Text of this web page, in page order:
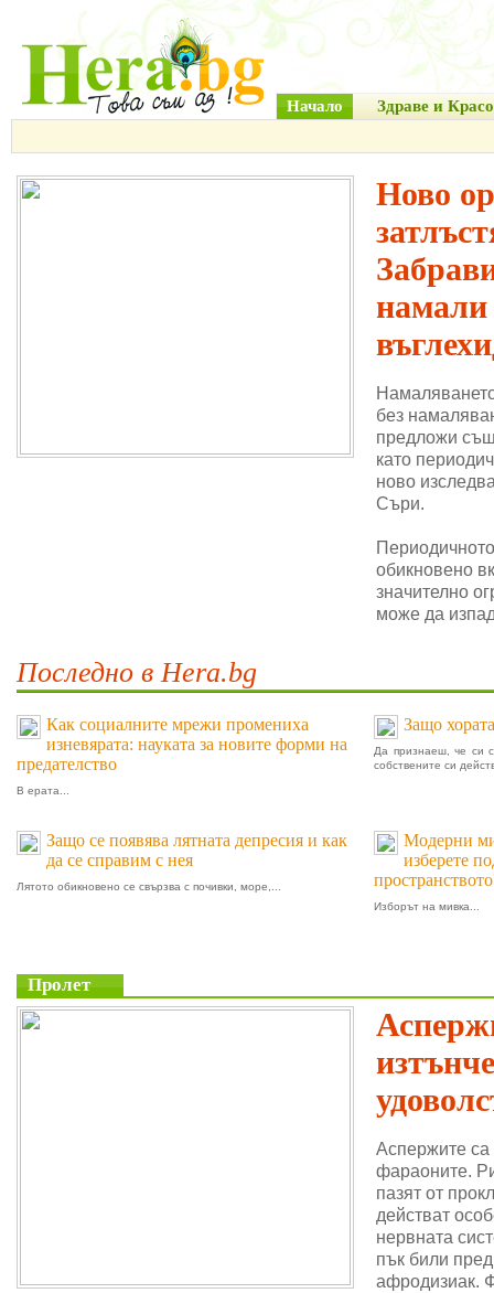
Начало Здраве и
Ново
намали
без
предложи
като
ново
Съри.
обикновено
значително
може да
Последно в Hera.bg
Как социалните мрежи промениха
изневярата: науката за новите форми на
предателство
В ерата...
Защо
Да признаеш, че си
собствените си
Защо се появява лятната депресия и как
да се справим с нея
Лятото обикновено се свързва с почивки, море,...
Модерни
изберете
Изборът на мивка...
Пролет
Аспержите
фараоните.
пазят от
действат
нервната
пък били
афродизиак.